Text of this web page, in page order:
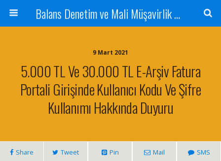
Balans Denetim ve Mali Müşavirlik Hizmetleri
9 Mart 2021
5.000 TL Ve 30.000 TL E-Arşiv Fatura
Portali Girişinde Kullanıcı Kodu Ve Şifre
Kullanımı Hakkında Duyuru
Share Tweet Pin Mail SMS